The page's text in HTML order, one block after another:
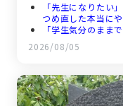
「先生になりたい
つめ直した本当に
「学生気分のまま
社会人1年目のリア
給与厚生担当のリ
「市役所いいなあ
く働ける職場
2026/08/05